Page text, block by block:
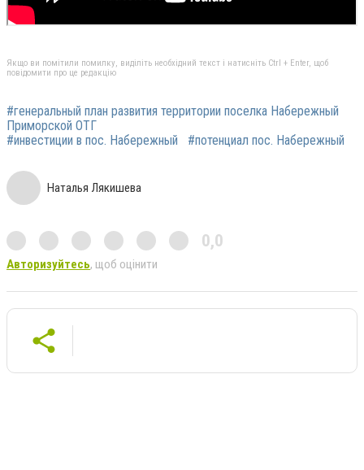
Якщо ви помітили помилку, виділіть необхідний текст і натисніть Ctrl + Enter, щоб
повідомити про це редакцію
#генеральный план развития территории поселка Набережный
Приморской ОТГ
#инвестиции в пос. Набережный
#потенциал пос. Набережный
Наталья Лякишева
0,0
Авторизуйтесь, щоб оцінити